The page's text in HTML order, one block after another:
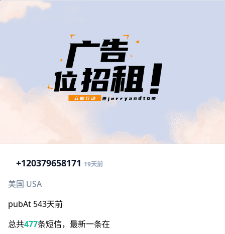
+120379658171 19天前
美国 USA
pubAt 543天前
总共477条短信，最新一条在